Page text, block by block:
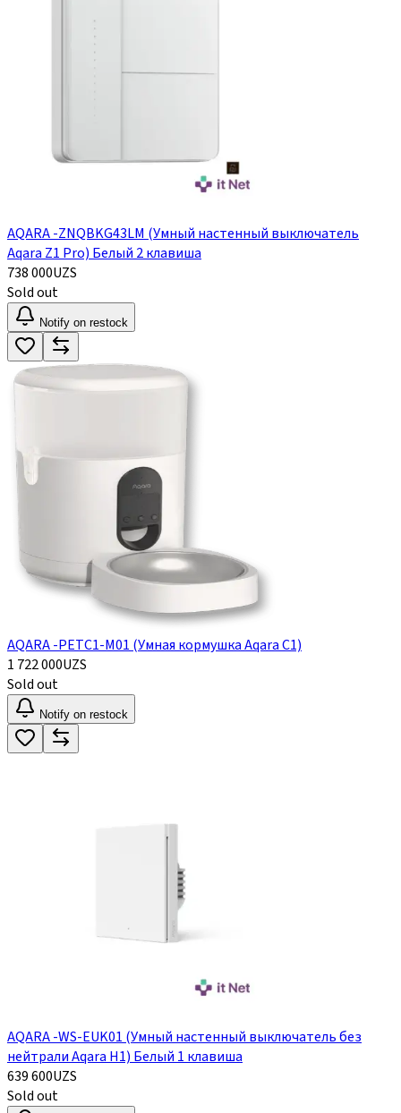
AQARA -ZNQBKG43LM (Умный настенный выключатель
Aqara Z1 Pro) Белый 2 клавиша
738 000UZS
Sold out
Notify on restock
AQARA -PETC1-M01 (Умная кормушка Aqara C1)
1 722 000UZS
Sold out
Notify on restock
AQARA -WS-EUK01 (Умный настенный выключатель без
нейтрали Aqara H1) Белый 1 клавиша
639 600UZS
Sold out